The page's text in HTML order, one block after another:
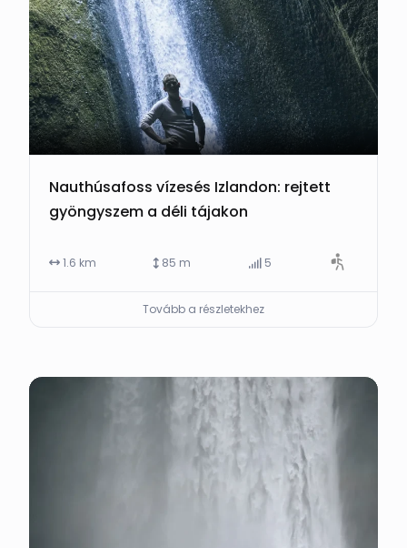
Nauthúsafoss vízesés Izlandon: rejtett
gyöngyszem a déli tájakon
1.6 km 85 m 5
Tovább a részletekhez